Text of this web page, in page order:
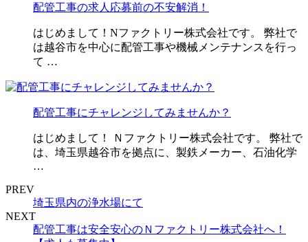
配管工事の求人応募前の不安解消！
はじめまして！Nファクトリー株式会社です。 弊社で
は越谷市を中心に配管工事や機械メンテナンスを行っ
て …
配管工事にチャレンジしてみませんか？
はじめまして！ Ｎファクトリー株式会社です。 弊社で
は、埼玉県越谷市を拠点に、製鉄メーカー、石油化学
…
PREV
埼玉県内の浄水場にて
NEXT
配管工事は安全安心のＮファクトリー株式会社へ！